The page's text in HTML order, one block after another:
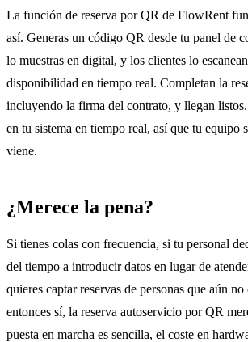
La función de reserva por QR de FlowRent
así. Generas un código QR desde tu panel de
lo muestras en digital, y los clientes lo
disponibilidad en tiempo real. Completan la
incluyendo la firma del contrato, y llegan
en tu sistema en tiempo real, así que tu equipo
viene.
¿Merece la pena?
Si tienes colas con frecuencia, si tu personal
del tiempo a introducir datos en lugar de
quieres captar reservas de personas que aún
entonces sí, la reserva autoservicio por QR
puesta en marcha es sencilla, el coste en